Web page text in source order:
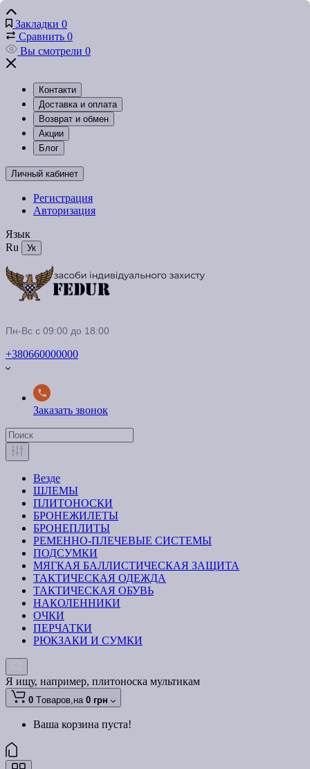
Закладки 0
Сравнить 0
Вы смотрели 0
Контакти
Доставка и оплата
Возврат и обмен
Акции
Блог
Личный кабинет
Регистрация
Авторизация
Язык
Ru
Ук
Пн-Вс с 09:00 до 18:00
+380660000000
Заказать звонок
Везде
ШЛЕМЫ
ПЛИТОНОСКИ
БРОНЕЖИЛЕТЫ
БРОНЕПЛИТЫ
РЕМЕННО-ПЛЕЧЕВЫЕ СИСТЕМЫ
ПОДСУМКИ
МЯГКАЯ БАЛЛИСТИЧЕСКАЯ ЗАЩИТА
ТАКТИЧЕСКАЯ ОДЕЖДА
ТАКТИЧЕСКАЯ ОБУВЬ
НАКОЛЕННИКИ
ОЧКИ
ПЕРЧАТКИ
РЮКЗАКИ И СУМКИ
Я ищу, например, плитоноска мультикам
0 Tоваров,на 0 грн
Ваша корзина пуста!